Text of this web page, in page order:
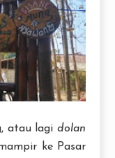
atau lagi dolan
ke Pasar